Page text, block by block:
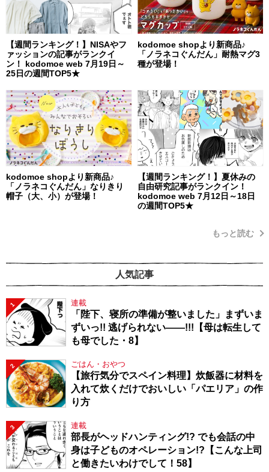
【週間ランキング！】NISAやフ
ァッションの記事がランクイ
ン！ kodomoe web 7月19日～
25日の週間TOP5★
kodomoe shopより新商品♪
「ノラネコぐんだん」耐熱マグ3
種が登場！
kodomoe shopより新商品♪
「ノラネコぐんだん」なりきり
帽子（大、小）が登場！
【週間ランキング！】夏休みの
自由研究記事がランクイン！
kodomoe web 7月12日～18日
の週間TOP5★
もっと読む
人気記事
1 連載
「陛下、寝所の準備が整いました」まずいま
ずいっ!! 逃げられない――!!!【母は転生して
も母でした・8】
2 ごはん・おやつ
【旅行気分でスペイン料理】炊飯器に材料を
入れて炊くだけでおいしい「パエリア」の作
り方
3 連載
部長がヘッドハンティング!? でも会話の中
身は子どものオペレーション!?【こんな上司
と働きたいわけでして！58】